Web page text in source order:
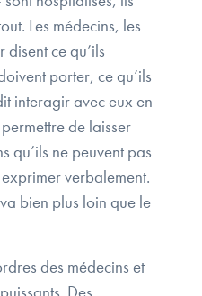
Les médecins, les
disent ce qu’ils
porter, ce qu’ils
interagir avec eux en
de laisser
qu’ils ne peuvent pas
verbalement.
bien plus loin que le
des médecins et